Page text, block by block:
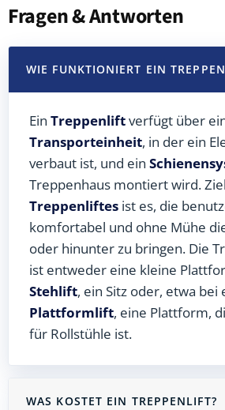
Fragen & Antworten
WIE FUNKTIONIERT EIN
Ein Treppenliftverfügt über
Transporteinheit, in der ein
verbaut ist, und ein
Treppenhaus montiert wird.
Treppenliftes ist es, die
komfortabel und ohne Mühe
oder hinunter zu bringen. Die
ist entweder eine kleine
Stehlift, ein Sitz oder, etwa bei
Plattformlift, eine Plattform,
für Rollstühle ist.
WAS KOSTET EIN TREPPENLIFT?